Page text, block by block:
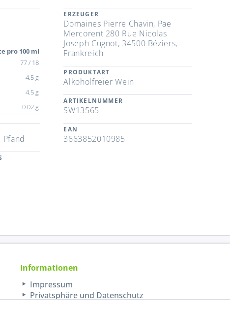
pro 100 ml
77 / 18
4.5 g
4.5 g
0.02 g
Pfand
ERZEUGER
Domaines Pierre Chavin, Pae
Mercorent 280 Rue Nicolas
Joseph Cugnot, 34500 Béziers,
Frankreich
PRODUKTART
Alkoholfreier Wein
ARTIKELNUMMER
SW13565
EAN
3663852010985
Informationen
Impressum
Privatsphäre und Datenschutz